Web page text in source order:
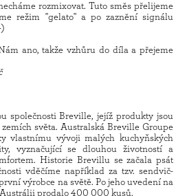
rozmixovat. Tuto směs přelijeme
režim "gelato" a po zaznění signálu
ano, takže vzhůru do díla a přejeme
společnosti Breville, jejíž produkty jsou
světa. Australská Breville Groupe
vlastnímu vývoji malých kuchyňských
vyznačující se dlouhou životností a
Historie Brevillu se začala psát
vděčíme například za tzv. sendvič-
výrobce na světě. Po jeho uvedení na
Austrálii prodalo 400 000 kusů.